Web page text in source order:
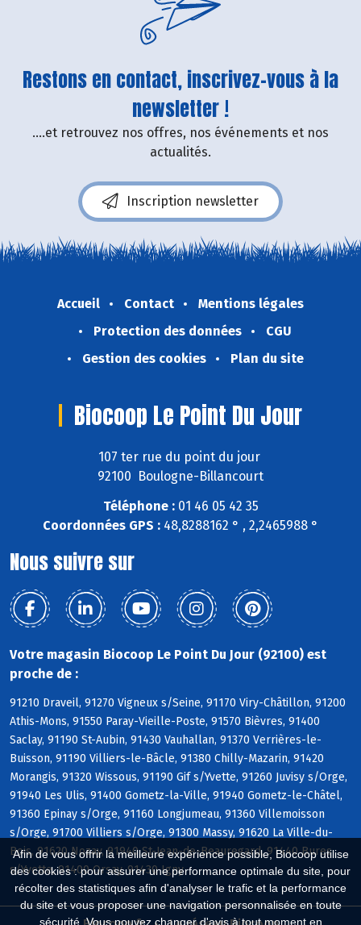
Afin de vous offrir la meilleure expérience possible, Biocoop utilise
des cookies : pour assurer une performance optimale du site, pour
récolter des statistiques afin d'analyser le trafic et la performance
du site et vous proposer une navigation personnalisée en toute
sécurité. Vous pouvez changer d'avis à tout moment en
Restons en contact, inscrivez-vous à la
newsletter !
....et retrouvez nos offres, nos événements et nos
actualités.
Inscription newsletter
Accueil Contact
Mentions légales
Protection des données
CGU
Gestion des cookies
Plan du site
Biocoop Le Point Du Jour
107 ter rue du point du jour
92100 Boulogne-Billancourt
Téléphone :01 46 05 42 35
Coordonnées GPS : 48,8288162 ° , 2,2465988 °
Nous suivre sur
Votre magasin Biocoop Le Point Du Jour (92100) est
proche de :
91210 Draveil, 91270 Vigneux s/Seine, 91170 Viry-Châtillon, 91200
Athis-Mons, 91550 Paray-Vieille-Poste, 91570 Bièvres, 91400
Saclay, 91190 St-Aubin, 91430 Vauhallan, 91370 Verrières-le-
Buisson, 91190 Villiers-le-Bâcle, 91380 Chilly-Mazarin, 91420
Morangis, 91320 Wissous, 91190 Gif s/Yvette, 91260 Juvisy s/Orge,
91940 Les Ulis, 91400 Gometz-la-Ville, 91940 Gometz-le-Châtel,
91360 Epinay s/Orge, 91160 Longjumeau, 91360 Villemoisson
s/Orge, 91700 Villiers s/Orge, 91300 Massy, 91620 La Ville-du-
Bois, 91620 Nozay, 91940 St-Jean-de-Beauregard, 91440 Bures
s/Yvette, 91400 Orsay, 91430 Igny